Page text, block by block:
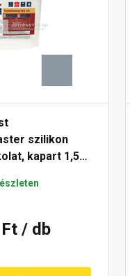
szilikon
kapart 1,5
/ db